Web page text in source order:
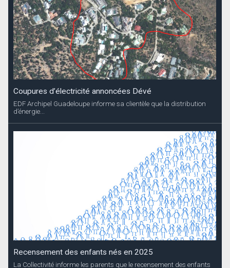
Coupures d’électricité annoncées Dévé
EDF Archipel Guadeloupe informe sa clientèle que la distribution
d’énergie...
Recensement des enfants nés en 2025
La Collectivité informe les parents que le recensement des enfants